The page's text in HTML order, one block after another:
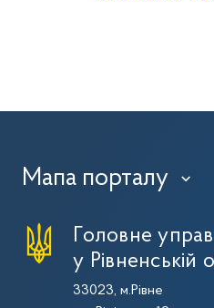
Мапа порталу ›
Головне
у Рівненській
33023, м.Рівне